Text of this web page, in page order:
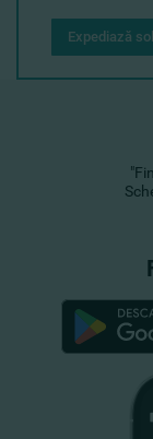
Expediază